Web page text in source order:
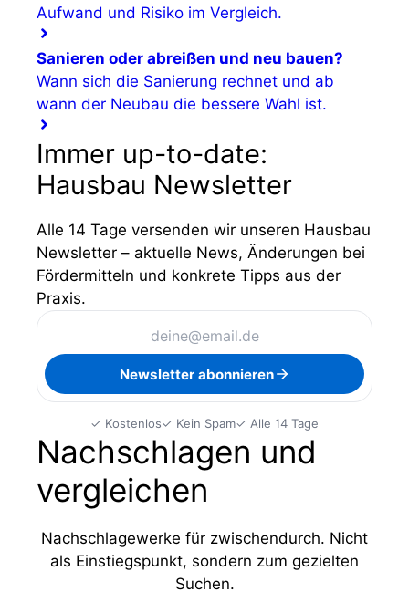
Aufwand und Risiko im Vergleich.
Sanieren oder abreißen und neu bauen?
Wann sich die Sanierung rechnet und ab
wann der Neubau die bessere Wahl ist.
Immer up-to-date:
Hausbau Newsletter
Alle 14 Tage versenden wir unseren Hausbau
Newsletter – aktuelle News, Änderungen bei
Fördermitteln und konkrete Tipps aus der
Praxis.
Newsletter abonnieren
✓ Kostenlos✓ Kein Spam✓ Alle 14 Tage
Nachschlagen und
vergleichen
Nachschlagewerke für zwischendurch. Nicht
als Einstiegspunkt, sondern zum gezielten
Suchen.